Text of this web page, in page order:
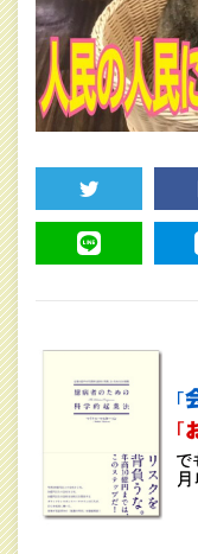
TWEET SHARE